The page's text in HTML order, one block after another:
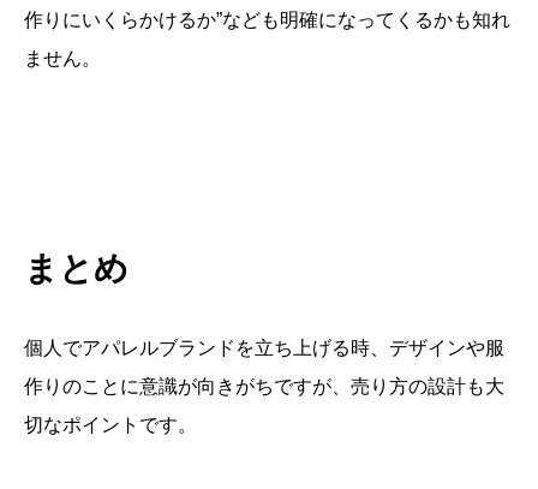
作りにいくらかけるか”なども明確になってくるかも知れ
ません。
まとめ
個人でアパレルブランドを立ち上げる時、デザインや服
作りのことに意識が向きがちですが、売り方の設計も大
切なポイントです。